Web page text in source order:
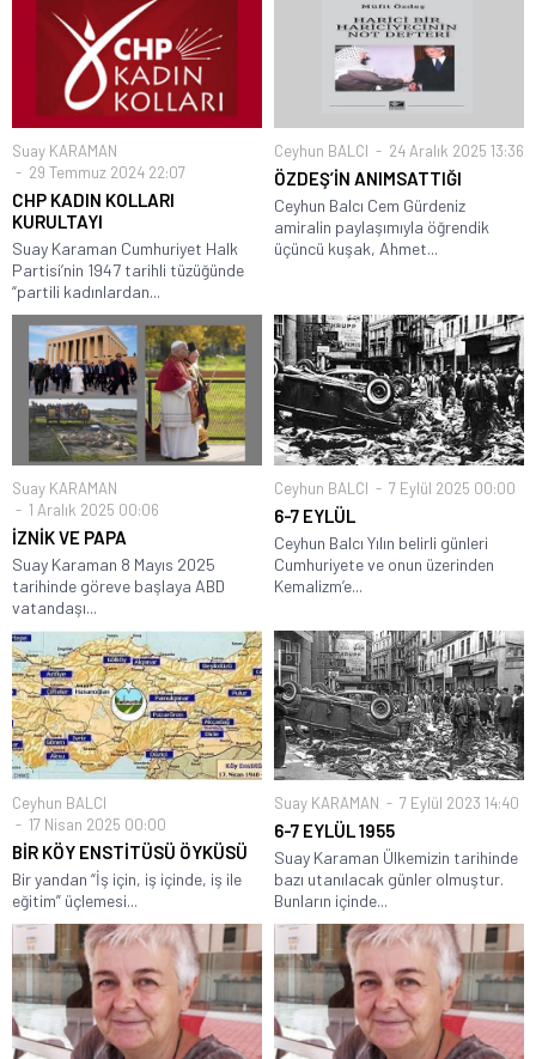
Suay KARAMAN
29 Temmuz 2024 22:07
CHP KADIN KOLLARI
KURULTAYI
Suay Karaman Cumhuriyet Halk
Partisi’nin 1947 tarihli tüzüğünde
“partili kadınlardan...
Ceyhun BALCI 24 Aralık 2025 13:36
ÖZDEŞ’İN ANIMSATTIĞI
Ceyhun Balcı Cem Gürdeniz
amiralin paylaşımıyla öğrendik
üçüncü kuşak, Ahmet...
Suay KARAMAN
1 Aralık 2025 00:06
İZNİK VE PAPA
Suay Karaman 8 Mayıs 2025
tarihinde göreve başlaya ABD
vatandaşı...
Ceyhun BALCI 7 Eylül 2025 00:00
6-7 EYLÜL
Ceyhun Balcı Yılın belirli günleri
Cumhuriyete ve onun üzerinden
Kemalizm’e...
Ceyhun BALCI
17 Nisan 2025 00:00
BİR KÖY ENSTİTÜSÜ ÖYKÜSÜ
Bir yandan “İş için, iş içinde, iş ile
eğitim” üçlemesi...
Suay KARAMAN 7 Eylül 2023 14:40
6-7 EYLÜL 1955
Suay Karaman Ülkemizin tarihinde
bazı utanılacak günler olmuştur.
Bunların içinde...